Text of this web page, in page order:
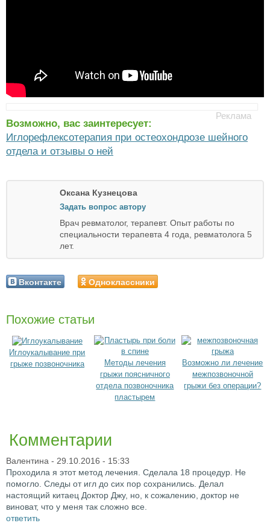
Возможно, вас заинтересует:
Иглорефлексотерапия при остеохондрозе шейного
отдела и отзывы о ней
Оксана Кузнецова
Задать вопрос автору
Врач ревматолог, терапевт. Опыт работы по
специальности терапевта 4 года, ревматолога 5
лет.
Вконтакте Одноклассники
Похожие статьи
Иглоукалывание при
грыже позвоночника
Методы лечения
грыжи поясничного
отдела позвоночника
пластырем
Возможно ли лечение
межпозвоночной
грыжи без операции?
Комментарии
Валентина - 29.10.2016 - 15:33
Проходила я этот метод лечения. Сделала 18 процедур. Не
помогло. Следы от игл до сих пор сохранились. Делал
настоящий китаец Доктор Джу, но, к сожалению, доктор не
виноват, что у меня так сложно все.
ответить